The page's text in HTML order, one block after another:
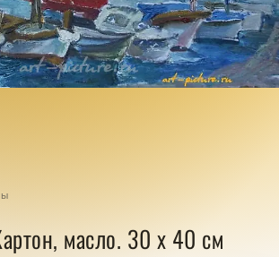
масло. 30 х 40 см